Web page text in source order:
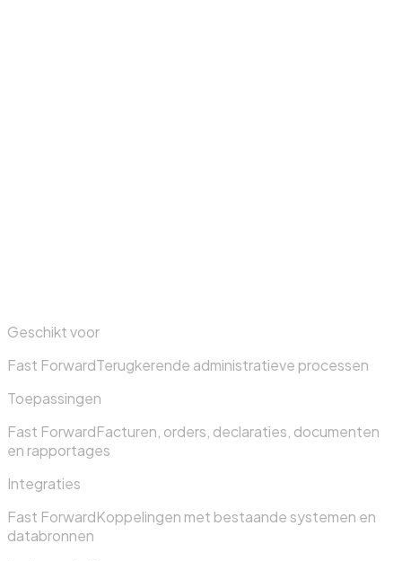
Geschikt voor
Fast ForwardTerugkerende administratieve processen
Toepassingen
Fast ForwardFacturen, orders, declaraties, documenten
en rapportages
Integraties
Fast ForwardKoppelingen met bestaande systemen en
databronnen